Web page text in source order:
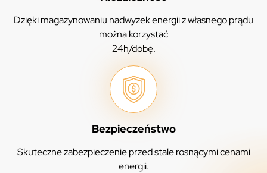
Dzięki magazynowaniu nadwyżek energii z własnego prądu
można korzystać
24h/dobę.
Bezpieczeństwo
Skuteczne zabezpieczenie przed stale rosnącymi cenami
energii.